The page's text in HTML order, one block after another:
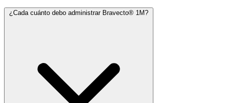
¿Cada cuánto debo administrar Bravecto® 1M?